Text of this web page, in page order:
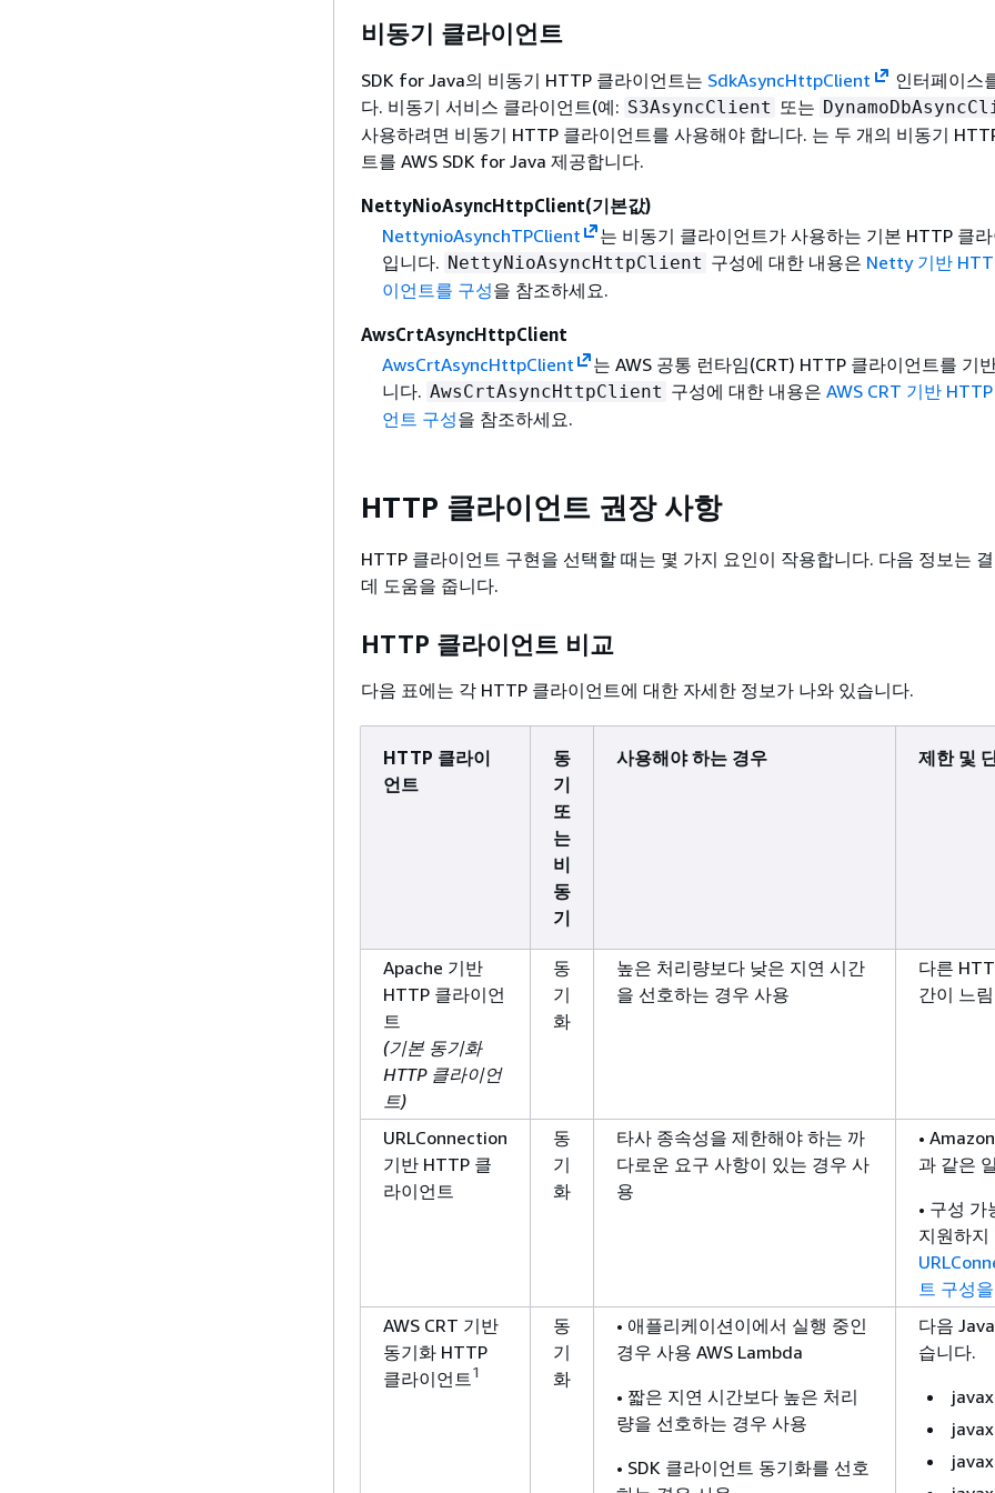
비동기 클라이언트
SDK for Java의 비동기 HTTP 클라이언트는 SdkAsyncHttpClient
인터페이스
다. 비동기 서비스 클라이언트(예: S3AsyncClient 또는
사용하려면 비동기 HTTP 클라이언트를 사용해야 합니다. 는 두 개의 비동기
트를 AWS SDK for Java 제공합니다.
NettyNioAsyncHttpClient(기본값)
NettynioAsynchTPClient
는 비동기 클라이언트가 사용하는 기본 HTTP 클
입니다. NettyNioAsyncHttpClient 구성에 대한 내용은 Netty 기반
이언트를 구성을 참조하세요.
AwsCrtAsyncHttpClient
AwsCrtAsyncHttpClient
는 AWS 공통 런타임(CRT) HTTP 클라이언트를 기
니다. AwsCrtAsyncHttpClient 구성에 대한 내용은 AWS CRT 기반
언트 구성을 참조하세요.
HTTP 클라이언트 권장 사항
HTTP 클라이언트 구현을 선택할 때는 몇 가지 요인이 작용합니다. 다음 정보는
데 도움을 줍니다.
HTTP 클라이언트 비교
다음 표에는 각 HTTP 클라이언트에 대한 자세한 정보가 나와 있습니다.
HTTP 클라이
언트
동
기
또
는
비
동
기
사용해야 하는 경우 제한 및
Apache 기반
HTTP 클라이언
트
(기본 동기화
HTTP 클라이언
트)
동
기
화
높은 처리량보다 낮은 지연 시간
을 선호하는 경우 사용
다른
간이 느림
URLConnection
기반 HTTP 클
라이언트
동
기
화
타사 종속성을 제한해야 하는 까
다로운 요구 사항이 있는 경우 사
용
•
과 같은
• 구성
지원하지
트 구성을
AWS CRT 기반
동기화 HTTP
클라이언트1
동
기
화
• 애플리케이션이에서 실행 중인
경우 사용 AWS Lambda
• 짧은 지연 시간보다 높은 처리
량을 선호하는 경우 사용
• SDK 클라이언트 동기화를 선호
다음
습니다.